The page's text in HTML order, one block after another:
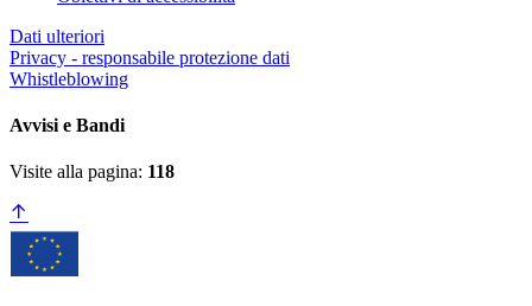
Dati ulteriori
Privacy - responsabile protezione dati
Whistleblowing
Avvisi e Bandi
Visite alla pagina: 118